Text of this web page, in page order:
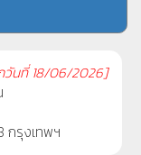
วันที่18/06/2026]
กรุงเทพฯ